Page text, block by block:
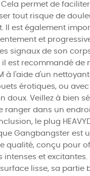
Cela permet de
tout risque de
Il est également
et
signaux de son
il est recommandé de
à l'aide d'un
érotiques, ou
doux. Veillez à bien
ranger dans un
le plug
Gangbangster est
qualité, conçu pour
intenses et excitantes.
lisse, sa partie